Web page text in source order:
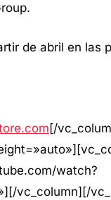
de abril en las
[/
watch?
vc_column][/